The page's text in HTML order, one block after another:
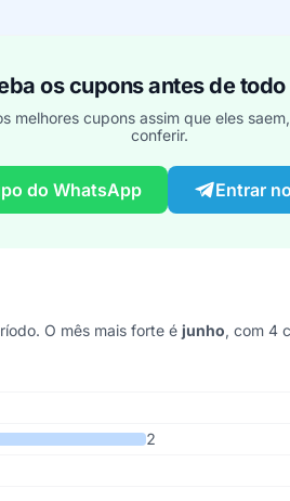
os cupons antes de
melhores cupons assim que eles
conferir.
do WhatsApp Entrar
O mês mais forte é junho, com 4
2